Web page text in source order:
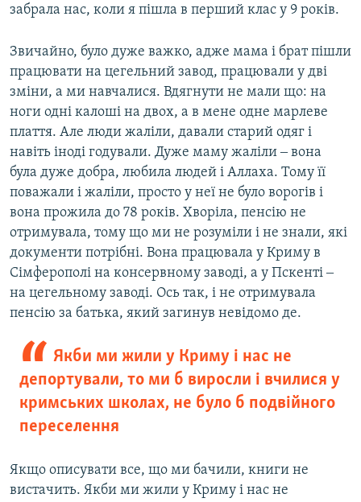
забрала нас, коли я пішла в перший клас у 9 років.
Звичайно, було дуже важко, адже мама і брат пішли
працювати на цегельний завод, працювали у дві
зміни, а ми навчалися. Вдягнути не мали що: на
ноги одні калоші на двох, а в мене одне марлеве
плаття. Але люди жаліли, давали старий одяг і
навіть іноді годували. Дуже маму жаліли ‒ вона
була дуже добра, любила людей і Аллаха. Тому її
поважали і жаліли, просто у неї не було ворогів і
вона прожила до 78 років. Хворіла, пенсію не
отримувала, тому що ми не розуміли і не знали, які
документи потрібні. Вона працювала у Криму в
Сімферополі на консервному заводі, а у Пскенті ‒
на цегельному заводі. Ось так, і не отримувала
пенсію за батька, який загинув невідомо де.
Якби ми жили у Криму і нас не
депортували, то ми б виросли і вчилися у
кримських школах, не було б подвійного
переселення
Якщо описувати все, що ми бачили, книги не
вистачить. Якби ми жили у Криму і нас не